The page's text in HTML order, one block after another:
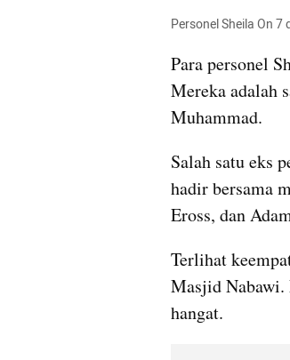
Personel Sheila On
Para personel
Mereka adalah
Muhammad.
Salah satu eks
hadir bersama
Eross, dan
Terlihat
Masjid Nabawi.
hangat.